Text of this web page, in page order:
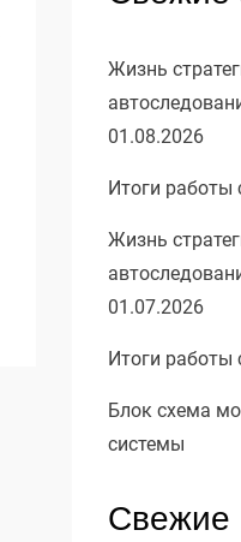
Жизнь
01.08.2026
Итоги работы
Жизнь
01.07.2026
Итоги работы
Блок схема
системы
Свежие